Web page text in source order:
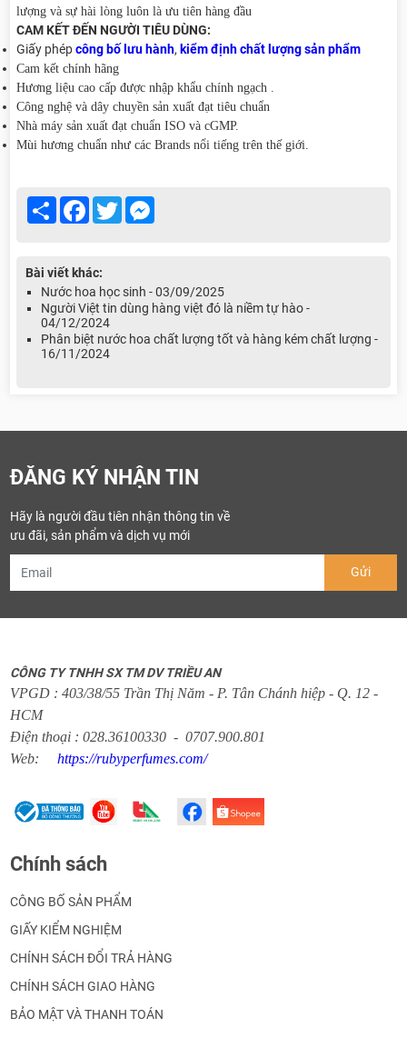
lượng và sự hài lòng luôn là ưu tiên hàng đầu
CAM KẾT ĐẾN NGƯỜI TIÊU DÙNG:
Giấy phépcông bố lưu hành,kiểm định chất lượng sản phẩm
Cam kết chính hãng
Hương liệu cao cấp được nhập khẩu chính ngạch .
Công nghệ và dây chuyền sản xuất đạt tiêu chuẩn
Nhà máy sản xuất đạt chuẩn ISO và cGMP.
Mùi hương chuẩn như các Brands nổi tiếng trên thế giới.
Share Facebook
Twitter
Bài viết khác:
Nước hoa học sinh - 03/09/2025
Người Việt tin dùng hàng việt đó là niềm tự hào -
04/12/2024
Phân biệt nước hoa chất lượng tốt và hàng kém chất lượng -
16/11/2024
ĐĂNG KÝ NHẬN TIN
Hãy là người đầu tiên nhận thông tin về
ưu đãi, sản phẩm và dịch vụ mới
CÔNG TY TNHH SX TM DV TRIỀU AN
VPGD : 403/38/55 Trần Thị Năm - P. Tân Chánh hiệp - Q. 12 -
HCM
Điện thoại : 028.36100330 - 0707.900.801
Web:https://rubyperfumes.com/
Chính sách
CÔNG BỐ SẢN PHẨM
GIẤY KIỂM NGHIỆM
CHÍNH SÁCH ĐỔI TRẢ HÀNG
CHÍNH SÁCH GIAO HÀNG
BẢO MẬT VÀ THANH TOÁN